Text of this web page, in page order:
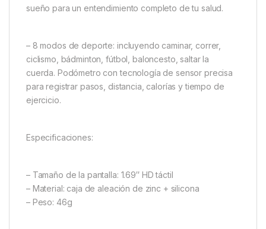
sueño para un entendimiento completo de tu salud.
– 8 modos de deporte: incluyendo caminar, correr,
ciclismo, bádminton, fútbol, baloncesto, saltar la
cuerda. Podómetro con tecnología de sensor precisa
para registrar pasos, distancia, calorías y tiempo de
ejercicio.
Especificaciones:
– Tamaño de la pantalla: 1.69″ HD táctil
– Material: caja de aleación de zinc + silicona
– Peso: 46g